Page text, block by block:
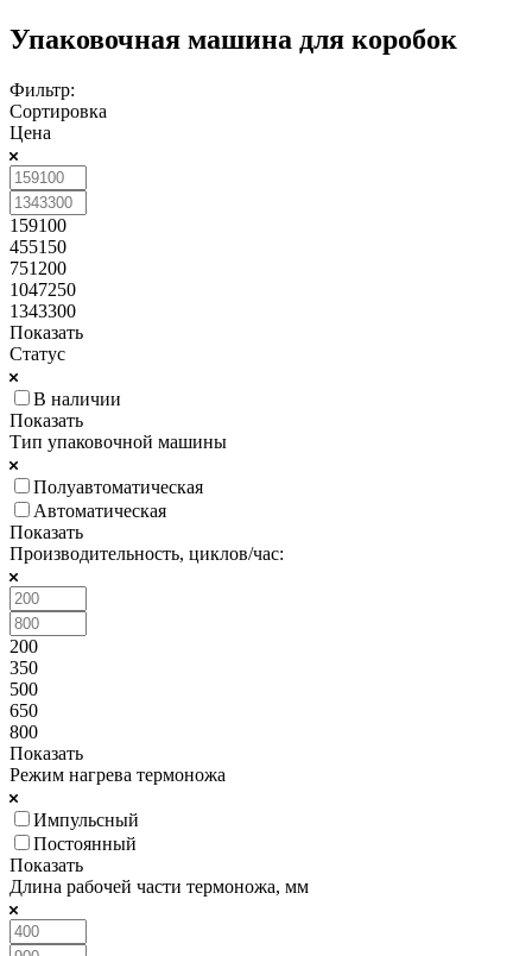
Упаковочная машина для коробок
Фильтр:
Сортировка
Цена
159100
455150
751200
1047250
1343300
Показать
Статус
В наличии
Показать
Тип упаковочной машины
Полуавтоматическая
Автоматическая
Показать
Производительность, циклов/час:
200
350
500
650
800
Показать
Режим нагрева термоножа
Импульсный
Постоянный
Показать
Длина рабочей части термоножа, мм